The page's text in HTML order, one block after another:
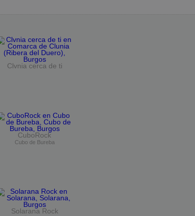
Clvnia cerca de ti
CuboRock
Cubo de Bureba
Solarana Rock